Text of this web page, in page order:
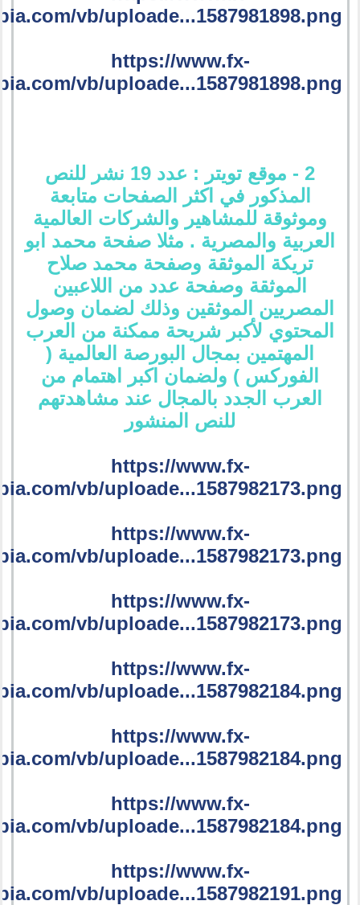
vb/uploade...1587981898.png
https://www.fx-
vb/uploade...1587981898.png
2 - موقع تويتر : عدد 19 نشر للنص
المذكور في اكثر الصفحات متابعة
وموثوقة للمشاهير والشركات العالمية
العربية والمصرية . مثلا صفحة محمد ابو
تريكة الموثقة وصفحة محمد صلاح
الموثقة وصفحة عدد من اللاعبين
المصريين الموثقين وذلك لضمان وصول
المحتوي لأكبر شريحة ممكنة من العرب
المهتمين بمجال البورصة العالمية (
الفوركس ) ولضمان اكبر اهتمام من
العرب الجدد بالمجال عند مشاهدتهم
للنص المنشور
https://www.fx-
vb/uploade...1587982173.png
https://www.fx-
vb/uploade...1587982173.png
https://www.fx-
vb/uploade...1587982173.png
https://www.fx-
vb/uploade...1587982184.png
https://www.fx-
vb/uploade...1587982184.png
https://www.fx-
vb/uploade...1587982184.png
https://www.fx-
vb/uploade...1587982191.png